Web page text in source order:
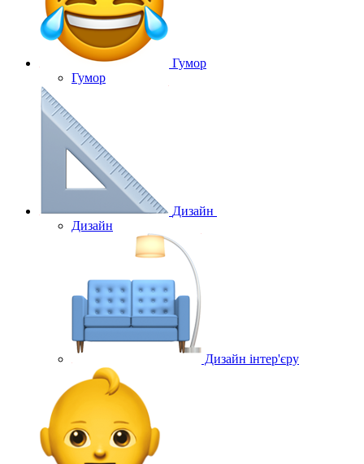
Гумор
Гумор
Дизайн
Дизайн
Дизайн інтер'єру